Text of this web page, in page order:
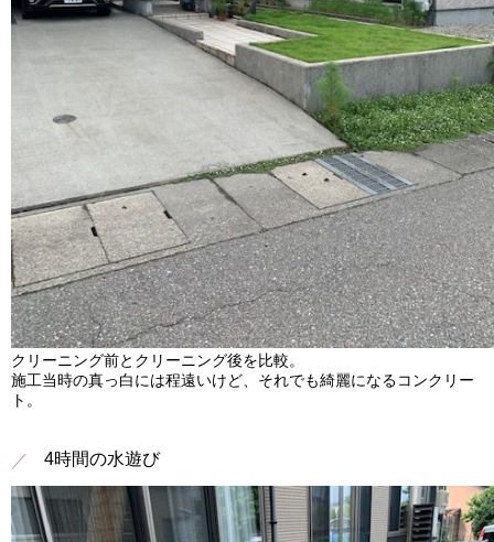
クリーニング前とクリーニング後を比較。
施工当時の真っ白には程遠いけど、それでも綺麗になるコンクリー
ト。
4時間の水遊び